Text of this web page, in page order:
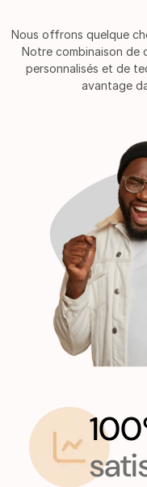
Nous offrons quelque
Notre combinaison de
personnalisés et de
avantage